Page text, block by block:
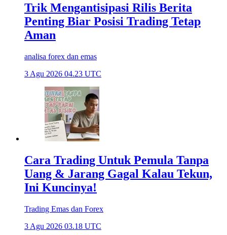
Trik Mengantisipasi Rilis Berita
Penting Biar Posisi Trading Tetap
Aman
analisa forex dan emas
3 Agu 2026 04.23 UTC
Cara Trading Untuk Pemula Tanpa
Uang & Jarang Gagal Kalau Tekun,
Ini Kuncinya!
Trading Emas dan Forex
3 Agu 2026 03.18 UTC